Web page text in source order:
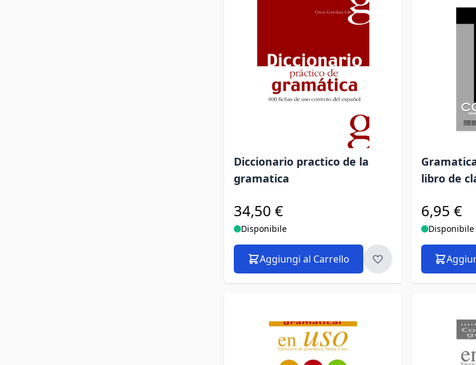
Diccionario practico de la
gramatica
34,50 €
Disponibile
Aggiungi al Carrello
libro de
6,95 €
Disponibile